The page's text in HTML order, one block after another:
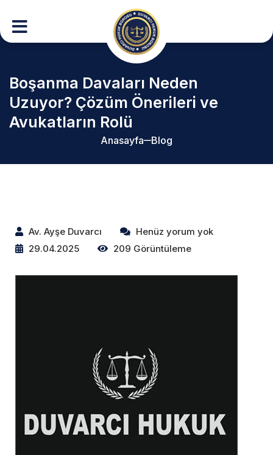
Boşanma Davaları Neden
Uzuyor? Çözüm Önerileri ve
Avukatların Rolü
Anasayfa Blog
Av. Ayşe Duvarcı
Henüz yorum yok
29.04.2025
209 Görüntüleme